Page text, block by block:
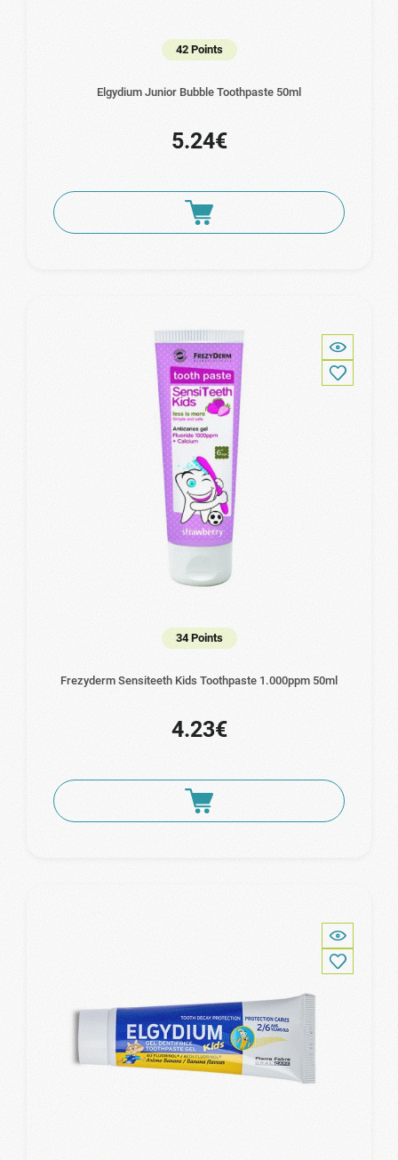
42 Points
Elgydium Junior Bubble Toothpaste 50ml
5.24€
34 Points
Frezyderm Sensiteeth Kids Toothpaste 1.000ppm 50ml
4.23€